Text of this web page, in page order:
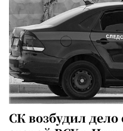
СК возбудил дело